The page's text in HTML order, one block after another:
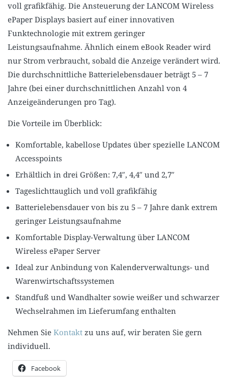
voll grafikfähig. Die Ansteuerung der LANCOM Wireless
ePaper Displays basiert auf einer innovativen
Funktechnologie mit extrem geringer
Leistungsaufnahme. Ähnlich einem eBook Reader wird
nur Strom verbraucht, sobald die Anzeige verändert wird.
Die durchschnittliche Batterielebensdauer beträgt 5 – 7
Jahre (bei einer durchschnittlichen Anzahl von 4
Anzeigeänderungen pro Tag).
Die Vorteile im Überblick:
Komfortable, kabellose Updates über spezielle LANCOM
Accesspoints
Erhältlich in drei Größen: 7,4″, 4,4″ und 2,7″
Tageslichttauglich und voll grafikfähig
Batterielebensdauer von bis zu 5 – 7 Jahre dank extrem
geringer Leistungsaufnahme
Komfortable Display-Verwaltung über LANCOM
Wireless ePaper Server
Ideal zur Anbindung von Kalenderverwaltungs- und
Warenwirtschaftssystemen
Standfuß und Wandhalter sowie weißer und schwarzer
Wechselrahmen im Lieferumfang enthalten
Nehmen Sie Kontakt zu uns auf, wir beraten Sie gern
individuell.
Facebook